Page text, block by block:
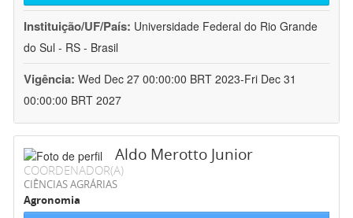
Instituição/UF/País: Universidade Federal do Rio Grande
do Sul - RS - Brasil
Vigência: Wed Dec 27 00:00:00 BRT 2023-Fri Dec 31
00:00:00 BRT 2027
Aldo Merotto Junior
COORDENADOR(A)
CIÊNCIAS AGRÁRIAS
Agronomia